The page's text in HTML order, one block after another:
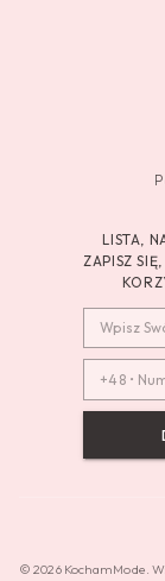
LISTA,
ZAPISZ
© 2026 KochamMode.